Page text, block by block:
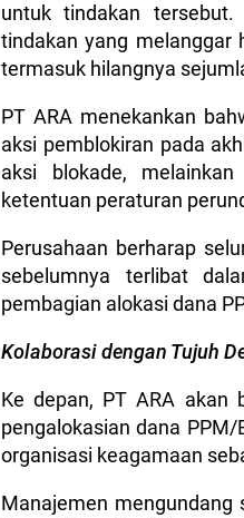
untuk tindakan
tindakan yang melanggar
termasuk hilangnya
PT ARA menekankan
aksi pemblokiran pada
aksi blokade,
ketentuan peraturan
Perusahaan berharap
sebelumnya terlibat
pembagian alokasi dana
Kolaborasi dengan Tujuh
Ke depan, PT ARA akan
pengalokasian dana
organisasi keagamaan
Manajemen mengundang